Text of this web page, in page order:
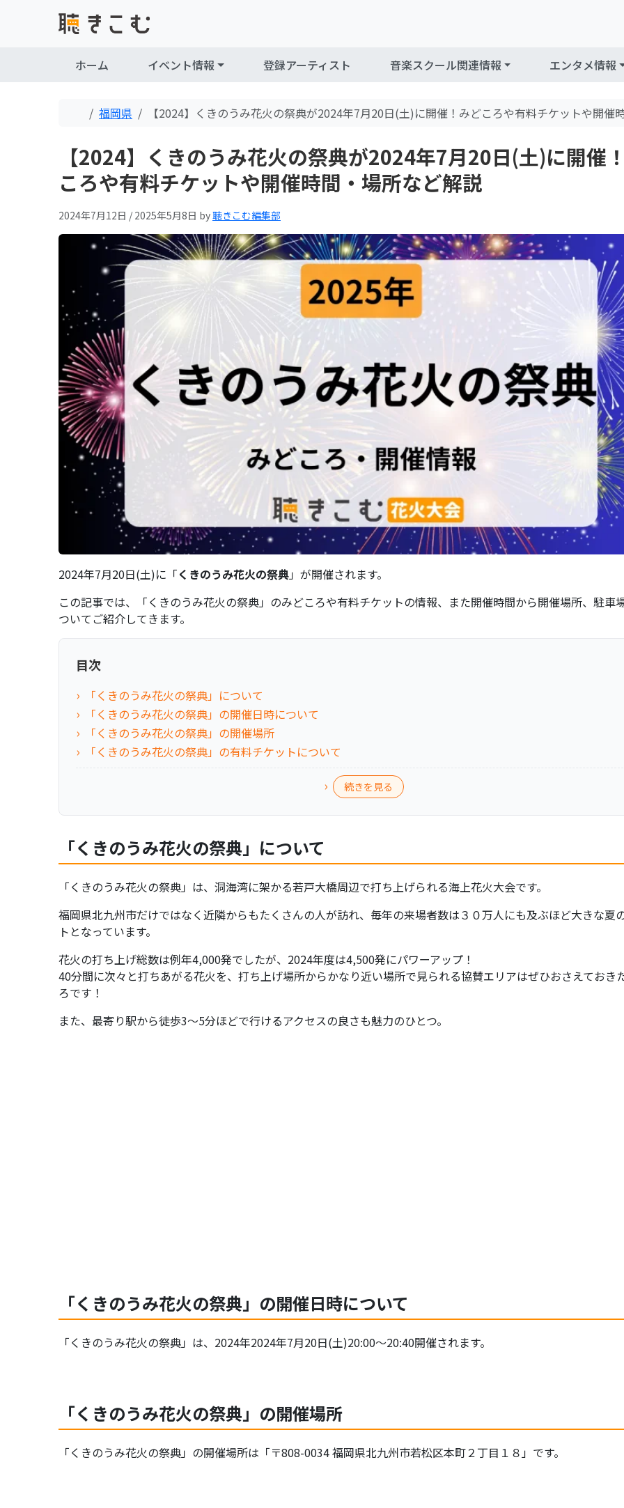
ホーム イベント情報 登録アーティスト 音楽スクール関連情報 エンタメ情報
Home
福岡県 【2024】くきのうみ花火の祭典が2024年7月20日(土)に開催！みどころや有料チケットや開催
【2024】くきのうみ花火の祭典が2024年7月20日(土)に開催
ころや有料チケットや開催時間・場所など解説
2024年7月12日 / 2025年5月8日 by聴きこむ編集部
2024年7月20日(土)に「くきのうみ花火の祭典」が開催されます。
この記事では、「くきのうみ花火の祭典」のみどころや有料チケットの情報、また開催時間から開催場所、駐車
ついてご紹介してきます。
目次
「くきのうみ花火の祭典」について
「くきのうみ花火の祭典」の開催日時について
「くきのうみ花火の祭典」の開催場所
「くきのうみ花火の祭典」の有料チケットについて
続きを見る
「くきのうみ花火の祭典」について
「くきのうみ花火の祭典」は、洞海湾に架かる若戸大橋周辺で打ち上げられる海上花火大会です。
福岡県北九州市だけではなく近隣からもたくさんの人が訪れ、毎年の来場者数は３０万人にも及ぶほど大きな夏
トとなっています。
花火の打ち上げ総数は例年4,000発でしたが、2024年度は4,500発にパワーアップ！
40分間に次々と打ちあがる花火を、打ち上げ場所からかなり近い場所で見られる協賛エリアはぜひおさえておき
ろです！
また、最寄り駅から徒歩3～5分ほどで行けるアクセスの良さも魅力のひとつ。
「くきのうみ花火の祭典」の開催日時について
「くきのうみ花火の祭典」は、2024年2024年7月20日(土)20:00～20:40開催されます。
「くきのうみ花火の祭典」の開催場所
「くきのうみ花火の祭典」の開催場所は「〒808-0034 福岡県北九州市若松区本町２丁目１８」です。